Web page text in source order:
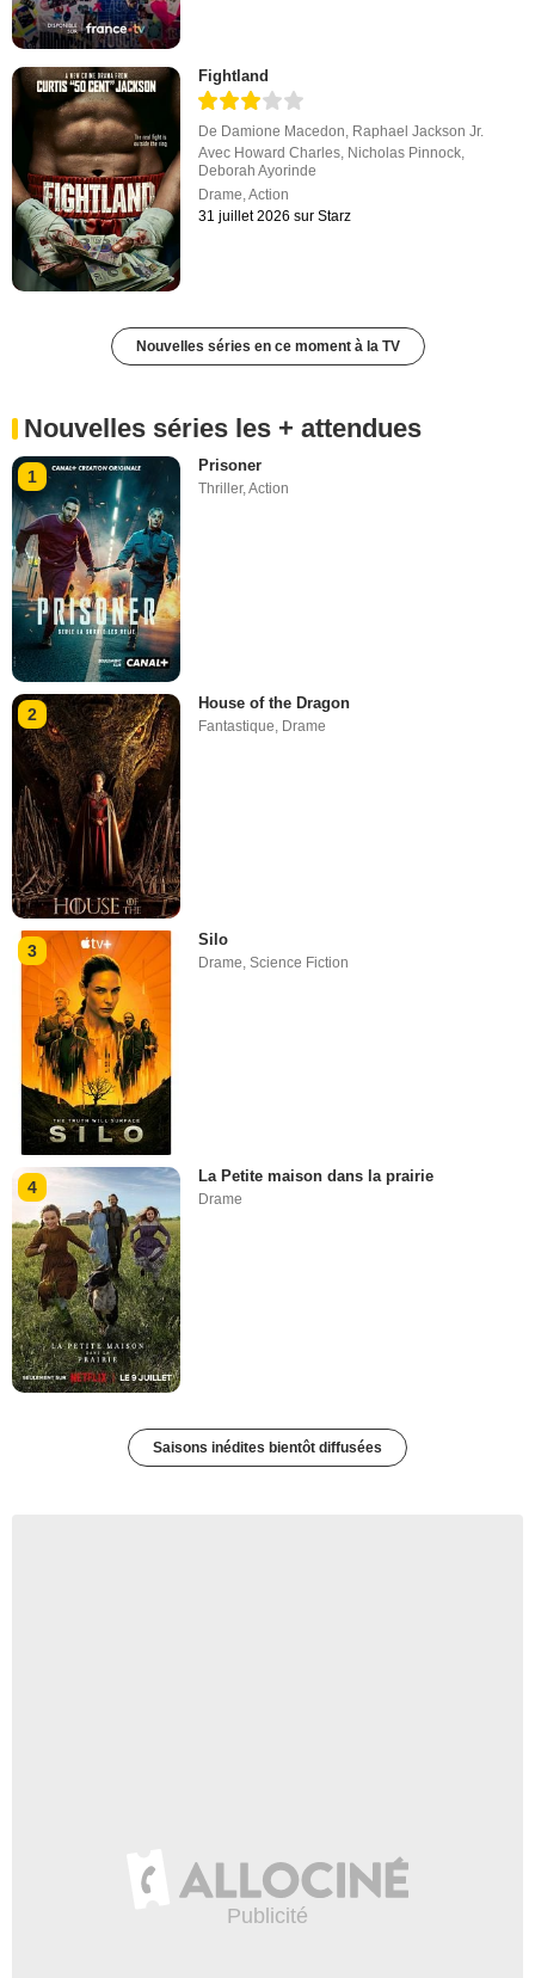
Fightland
De Damione Macedon, Raphael Jackson Jr.
Avec Howard Charles, Nicholas Pinnock,
Deborah Ayorinde
Drame,Action
31 juillet 2026 sur Starz
Nouvelles séries en ce moment à la TV
Nouvelles séries les + attendues
1
Prisoner
Thriller,Action
2
House of the Dragon
Fantastique Drame
3
Silo
Drame,Science Fiction
4
La Petite maison dans la prairie
Drame
Saisons inédites bientôt diffusées